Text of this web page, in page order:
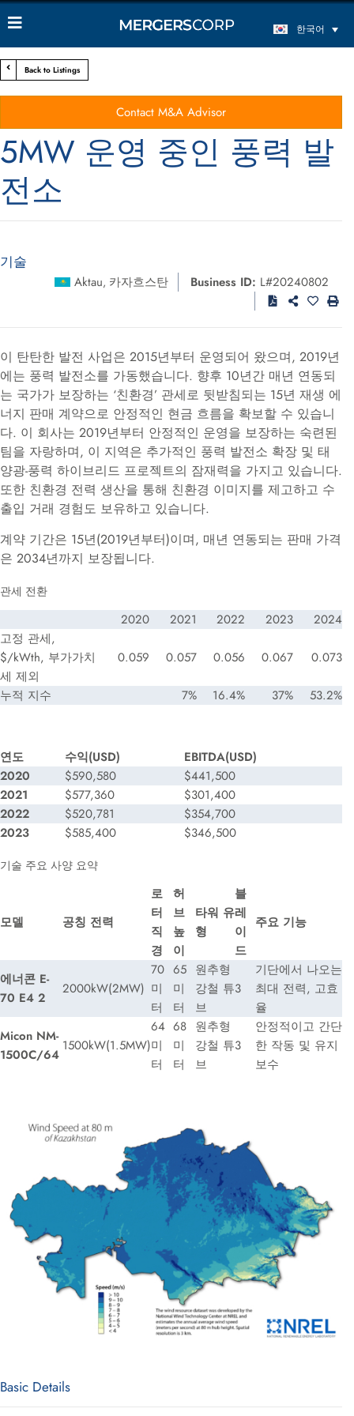
한국어
Back to Listings
Contact M&A Advisor
5MW 운영 중인 풍력 발
전소
기술
Aktau, 카자흐스탄 Business ID: L#20240802
이 탄탄한 발전 사업은 2015년부터 운영되어 왔으며, 2019년
에는 풍력 발전소를 가동했습니다. 향후 10년간 매년 연동되
는 국가가 보장하는 ‘친환경’ 관세로 뒷받침되는 15년 재생 에
너지 판매 계약으로 안정적인 현금 흐름을 확보할 수 있습니
다. 이 회사는 2019년부터 안정적인 운영을 보장하는 숙련된
팀을 자랑하며, 이 지역은 추가적인 풍력 발전소 확장 및 태
양광-풍력 하이브리드 프로젝트의 잠재력을 가지고 있습니다.
또한 친환경 전력 생산을 통해 친환경 이미지를 제고하고 수
출입 거래 경험도 보유하고 있습니다.
계약 기간은 15년(2019년부터)이며, 매년 연동되는 판매 가격
은 2034년까지 보장됩니다.
관세 전환
2020 2021 2022 2023
2024
고정 관세,
$/kWth, 부가가치
세 제외
0.059 0.057 0.056 0.067 0.073
누적 지수 7% 16.4% 37% 53.2%
연도 수익(USD)
EBITDA(USD)
2020
$590,580
$441,500
2021
$577,360
$301,400
2022
$520,781
$354,700
2023
$585,400 $346,500
기술 주요 사양 요약
모델 공칭 전력
로
터
직
경
허
브
높
이
타워 유
형
블
레
이
드
주요 기능
에너콘 E-
70 E4 2
2000kW(2MW)
70
미
터
65
미
터
원추형
강철 튜
브
3
기단에서 나오는
최대 전력, 고효
율
Micon NM-
1500C/64
1500kW(1.5MW)
64
미
터
68
미
터
원추형
강철 튜
브
3
안정적이고 간단
한 작동 및 유지
보수
Basic Details